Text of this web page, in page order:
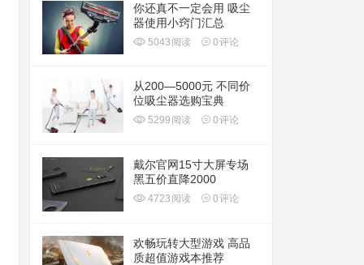
你还真不一定会用 吸尘
器使用小窍门汇总
5043 阅读 0评论
从200—5000元 不同价
位吸尘器选购宝典
5299 阅读 0评论
戴尔官网15寸大屏专场
黑五价直降2000
4723 阅读 0评论
欢畅玩转大型游戏 高品
质超值游戏本推荐